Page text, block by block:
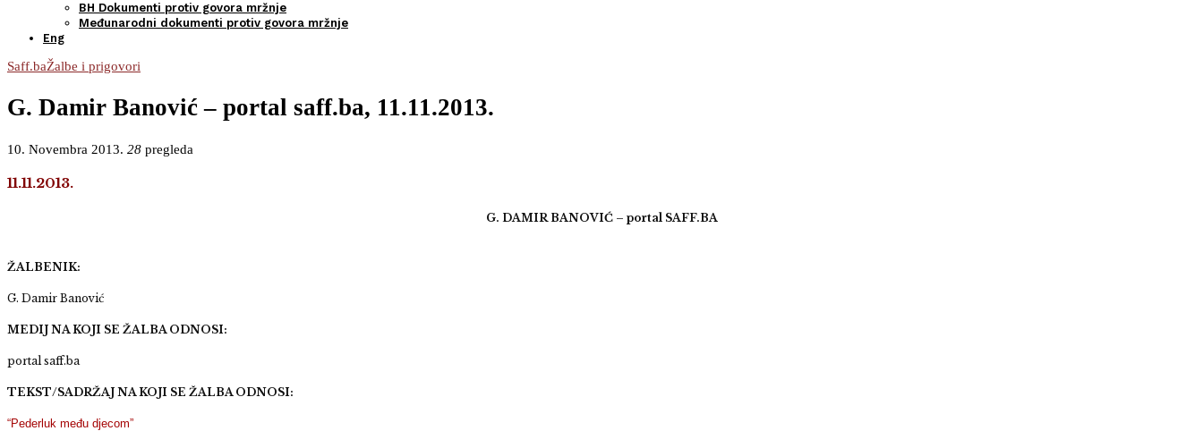
BH Dokumenti protiv govora mržnje
Međunarodni dokumenti protiv govora mržnje
Eng
Saff.baŽalbe i prigovori
G. Damir Banović – portal saff.ba, 11.11.2013.
10. Novembra 2013. 28 pregleda
11.11.2013.
G. DAMIR BANOVIĆ – portal SAFF.BA
ŽALBENIK:
G. Damir Banović
MEDIJ NA KOJI SE ŽALBA ODNOSI:
portal saff.ba
TEKST/SADRŽAJ NA KOJI SE ŽALBA ODNOSI:
“Pederluk među djecom”